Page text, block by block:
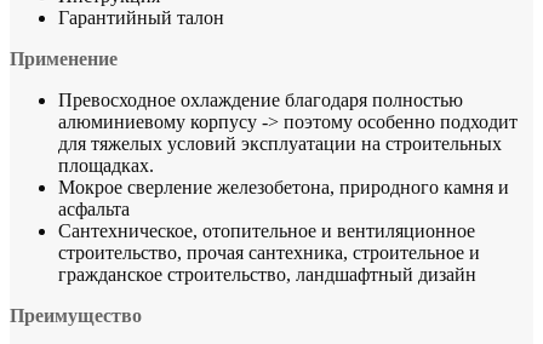
Гарантийный талон
Применение
Превосходное охлаждение благодаря полностью
алюминиевому корпусу -> поэтому особенно подходит
для тяжелых условий эксплуатации на строительных
площадках.
Мокрое сверление железобетона, природного камня и
асфальта
Сантехническое, отопительное и вентиляционное
строительство, прочая сантехника, строительное и
гражданское строительство, ландшафтный дизайн
Преимущество